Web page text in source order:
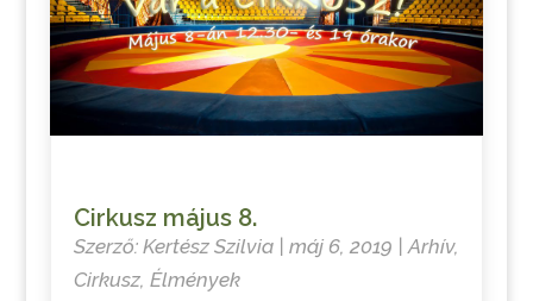
Cirkusz május 8.
Szerző: Kertész Szilvia| máj 6, 2019 |Arhív,
Cirkusz, Élmények